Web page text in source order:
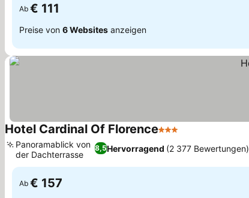
Ab € 111
Preise von 6 Websites anzeigen
Hotel Cardinal Of Florence3 Sterne
8,5Hervorragend (2 377 Bewertungen)
Panoramablick von
der Dachterrasse
Ab € 157